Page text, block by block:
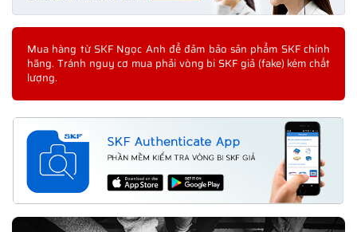
Mua hàng từ SKF Ngọc Anh để đảm bảo sản phẩm SKF chính
hãng. Tránh nguy cơ mua phải vòng bi SKF giả (fake) kém chất
lượng.